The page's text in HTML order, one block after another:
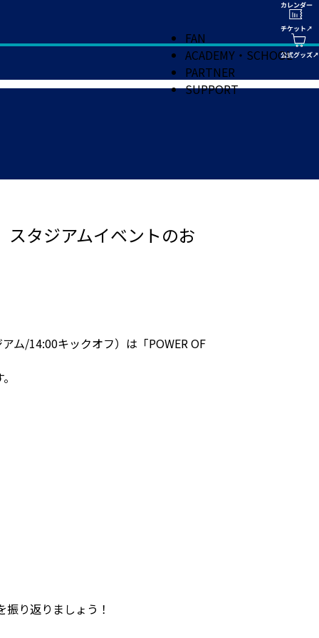
FAN
ACADEMY・SCHOOL
PARTNER
SUPPORT
スタジアムイベントのお
ム/14:00キックオフ）は「POWER OF
り返りましょう！